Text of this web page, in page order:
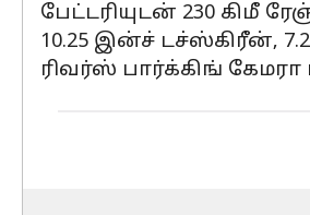
பேட்டரியுடன் 230 கிமீ
10.25 இன்ச் டச்ஸ்கிரீன்,
ரிவர்ஸ் பார்க்கிங்